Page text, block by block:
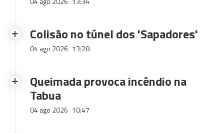
Colisão no túnel dos 'Sapadores'
04 ago 2026 13:28
Queimada provoca incêndio na
Tabua
04 ago 2026 10:47